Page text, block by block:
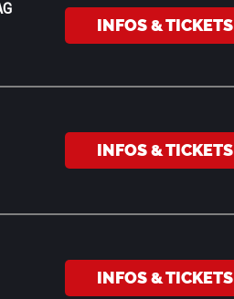
INFOS & TICKETS
INFOS & TICKETS
INFOS & TICKETS